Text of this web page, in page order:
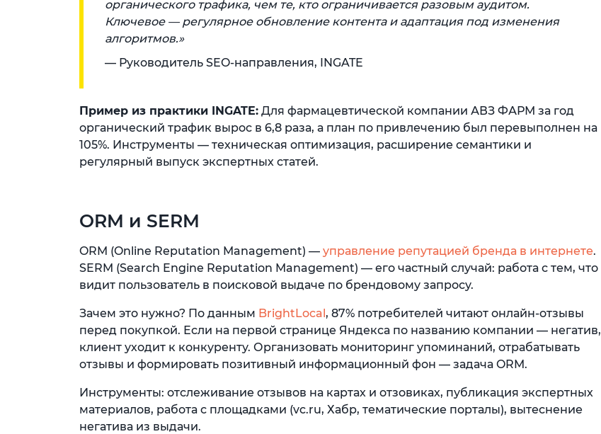
органического трафика, чем те, кто ограничивается разовым аудитом.
Ключевое — регулярное обновление контента и адаптация под изменения
алгоритмов.»
— Руководитель SEO-направления, INGATE
Пример из практики INGATE: Для фармацевтической компании АВЗ ФАРМ за год
органический трафик вырос в 6,8 раза, а план по привлечению был перевыполнен на
105%. Инструменты — техническая оптимизация, расширение семантики и
регулярный выпуск экспертных статей.
ORM и SERM
ORM (Online Reputation Management) — управление репутацией бренда в интернете.
SERM (Search Engine Reputation Management) — его частный случай: работа с тем, что
видит пользователь в поисковой выдаче по брендовому запросу.
Зачем это нужно? По данным BrightLocal, 87% потребителей читают онлайн-отзывы
перед покупкой. Если на первой странице Яндекса по названию компании — негатив,
клиент уходит к конкуренту. Организовать мониторинг упоминаний, отрабатывать
отзывы и формировать позитивный информационный фон — задача ORM.
Инструменты: отслеживание отзывов на картах и отзовиках, публикация экспертных
материалов, работа с площадками (vc.ru, Хабр, тематические порталы), вытеснение
негатива из выдачи.